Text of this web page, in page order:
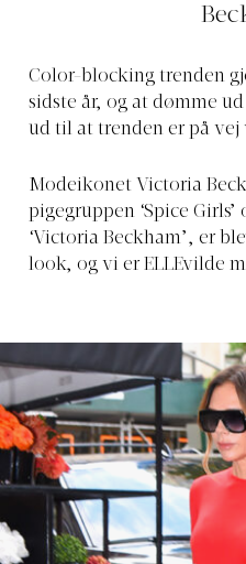
Color-blocking trenden
sidste år, og at dømme
ud til at trenden er på
Modeikonet Victoria
pigegruppen ‘Spice
‘Victoria Beckham’, er
look, og vi er ELLEvilde